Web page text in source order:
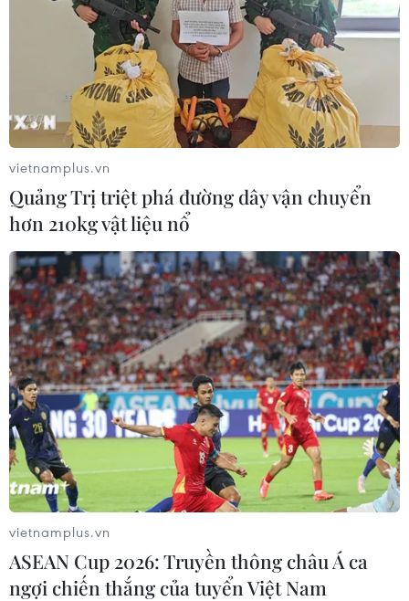
Tăng cường công tác chống buôn lậu
thuốc lá ở các tỉnh thành
13/01/2015 14:15
Phó Thủ tướng Nguyễn Xuân Phúc yêu cầu các ngành
và các địa phương tăng cường các giải pháp chống
buôn lậu thuốc lá.
vietnamplus.vn
Quảng Trị triệt phá đường dây vận chuyển
hơn 210kg vật liệu nổ
vietnamplus.vn
ASEAN Cup 2026: Truyền thông châu Á ca
ngợi chiến thắng của tuyển Việt Nam